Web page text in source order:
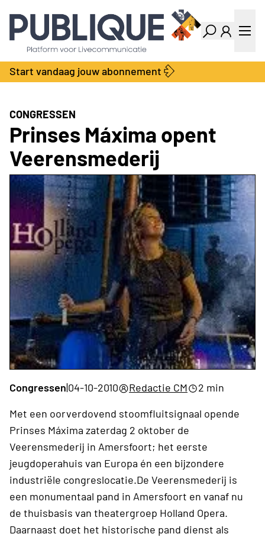
Industry Dashboard
Vacatures
Kalender
Producten
Bedrijvengids
Locatie Finder
Contact
Over ons
Adverteren
Abonnementen
Start vandaag jouw abonnement
CONGRESSEN
Prinses Máxima opent
Veerensmederij
Congressen|04-10-2010 Redactie CM
2 min
Met een oorverdovend stoomfluitsignaal opende
Prinses Máxima zaterdag 2 oktober de
Veerensmederij in Amersfoort; het eerste
jeugdoperahuis van Europa én een bijzondere
industriële congreslocatie.De Veerensmederij is
een monumentaal pand in Amersfoort en vanaf nu
de thuisbasis van theatergroep Holland Opera.
Daarnaast doet het historische pand dienst als